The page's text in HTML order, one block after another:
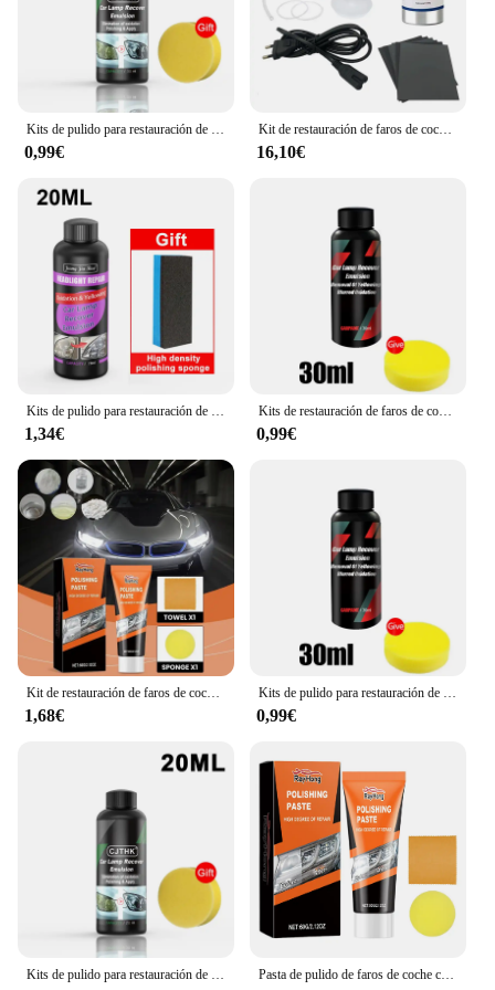
0,99€
Kit de restauración de faros de coche, Kit de reparación de faros de coche, Kit de renovación de faros de coche, juego de herramientas de polímero líquido, 800G
16,10€
1,34€
Kits de restauración de faros de coche, kit de reparación de faros, pulidor de luz, pasta de limpieza, agente de restauración para el cuidado de la pintura del coche
0,99€
1,68€ 0,99€
Pasta de pulido de faros de coche con esponja y toalla, pulidor de luz de coche, pasta de limpieza, Kit de restauración de faros, abrillantador de faros